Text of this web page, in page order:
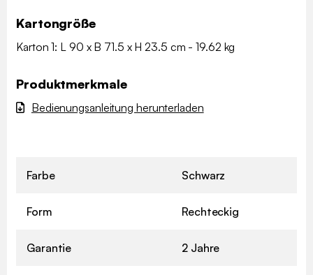
Kartongröße
Karton 1: L 90 x B 71.5 x H 23.5 cm - 19.62 kg
Produktmerkmale
Bedienungsanleitung herunterladen
Farbe Schwarz
Form Rechteckig
Garantie 2 Jahre